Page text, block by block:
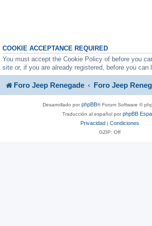
COOKIE ACCEPTANCE REQUIRED
You must accept the Cookie Policy of before you
site or, if you are already registered, before you can
Foro Jeep Renegade Foro Jeep
Desarrollado porphpBB® Forum Software ©
Traducción al español porphpBB
Privacidad | Condiciones
GZIP: Off